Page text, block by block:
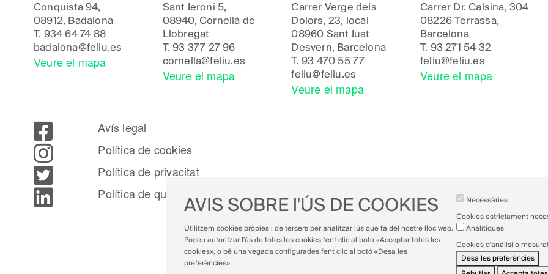
Conquista 94,
08912, Badalona
T. 934 64 74 88
badalona@feliu.es
Veure el mapa
Sant Jeroni 5,
08940, Cornellà de
Llobregat
T.93 377 27 96
cornella@feliu.es
Veure el mapa
Carrer Verge dels
Dolors, 23, local
08960 Sant Just
Desvern, Barcelona
T. 93 470 55 77
feliu@feliu.es
Veure el mapa
Carrer Dr. Calsina, 304
08226 Terrassa,
Barcelona
T. 93 271 54 32
feliu@feliu.es
Veure el mapa
Avís legal
Política de cookies
Política de privacitat
Política de qualitat
AVIS SOBRE l'ÚS DE COOKIES
Utilitzem cookies pròpies i de tercers per analitzar lús que fa del nostre lloc web.
Podeu autoritzar l'ús de totes les cookies fent clic al botó «Acceptar totes les
cookies», o bé una vegada configurades fent clic al botó «Desa les
preferències».
Necessàries
Cookies estrictament
Analítiques
Cookies d'anàlisi o
Desa les preferències